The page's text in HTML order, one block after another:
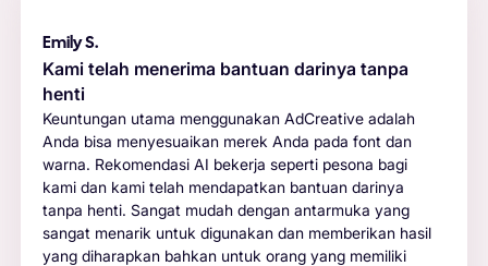
Emily S.
Kami telah menerima bantuan darinya tanpa
henti
Keuntungan utama menggunakan AdCreative adalah
Anda bisa menyesuaikan merek Anda pada font dan
warna. Rekomendasi AI bekerja seperti pesona bagi
kami dan kami telah mendapatkan bantuan darinya
tanpa henti. Sangat mudah dengan antarmuka yang
sangat menarik untuk digunakan dan memberikan hasil
yang diharapkan bahkan untuk orang yang memiliki